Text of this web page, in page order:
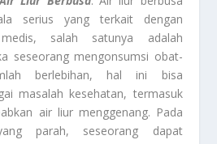
serius yang terkait dengan
salah satunya adalah
seseorang mengonsumsi obat-
berlebihan, hal ini bisa
masalah kesehatan, termasuk
air liur menggenang. Pada
parah, seseorang dapat